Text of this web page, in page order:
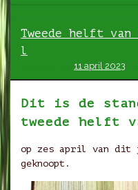
Tweede helft
l
11 april 2023
Dit is de
tweede helft
op zes april van dit
geknoopt.